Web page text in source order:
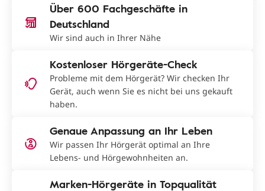
Über 600 Fachgeschäfte in
Deutschland
Wir sind auch in Ihrer Nähe
Kostenloser Hörgeräte-Check
Probleme mit dem Hörgerät? Wir checken Ihr
Gerät, auch wenn Sie es nicht bei uns gekauft
haben.
Genaue Anpassung an Ihr Leben
Wir passen Ihr Hörgerät optimal an Ihre
Lebens- und Hörgewohnheiten an.
Marken-Hörgeräte in Topqualität